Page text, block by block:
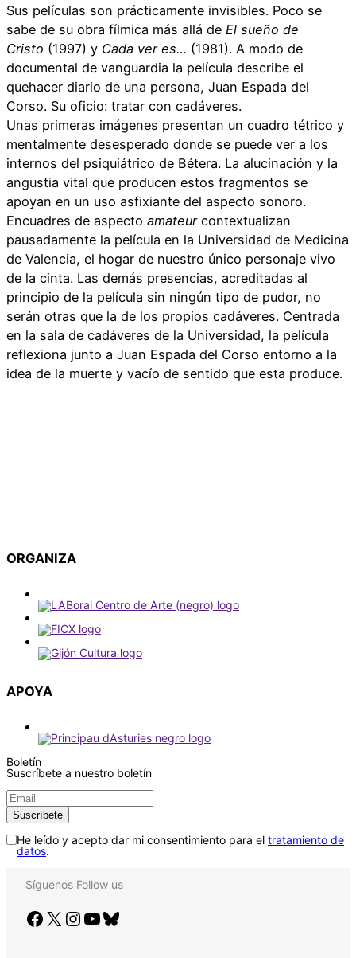
Sus películas son prácticamente invisibles. Poco se
sabe de su obra fílmica más allá de El sueño de
Cristo (1997) y Cada ver es… (1981). A modo de
documental de vanguardia la película describe el
quehacer diario de una persona, Juan Espada del
Corso. Su oficio: tratar con cadáveres.
Unas primeras imágenes presentan un cuadro tétrico y
mentalmente desesperado donde se puede ver a los
internos del psiquiátrico de Bétera. La alucinación y la
angustia vital que producen estos fragmentos se
apoyan en un uso asfixiante del aspecto sonoro.
Encuadres de aspecto amateur contextualizan
pausadamente la película en la Universidad de Medicina
de Valencia, el hogar de nuestro único personaje vivo
de la cinta. Las demás presencias, acreditadas al
principio de la película sin ningún tipo de pudor, no
serán otras que la de los propios cadáveres. Centrada
en la sala de cadáveres de la Universidad, la película
reflexiona junto a Juan Espada del Corso entorno a la
idea de la muerte y vacío de sentido que esta produce.
ORGANIZA
APOYA
Boletín
Suscríbete a nuestro boletín
He leído y acepto dar mi consentimiento para el tratamiento de
datos.
Síguenos Follow us
Facebook X Instagram YouTube Bluesky